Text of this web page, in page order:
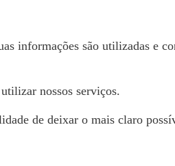
informações são utilizadas e
nossos serviços.
de deixar o mais claro